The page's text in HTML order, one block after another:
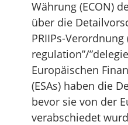
Währung (ECON)
über die
PRIIPs-Verordnung
regulation”/
Europäischen
(ESAs) haben die
bevor sie von der
verabschiedet